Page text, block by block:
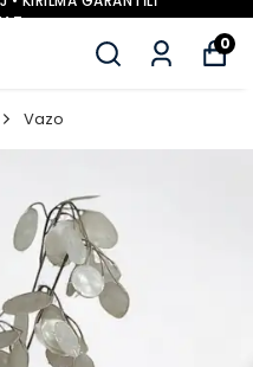
0
Vazo